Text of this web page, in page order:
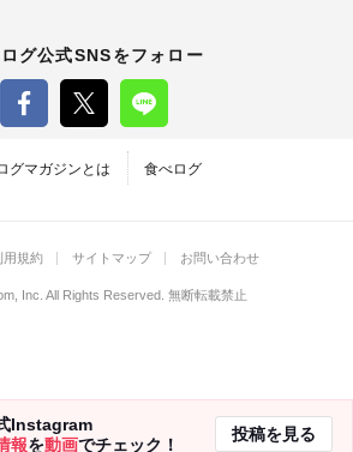
グ公式SNSをフォロー
グマガジンとは 食べログ
Instagram
報を動画でチェック！
投稿を見る
用規約 サイトマップ お問い合わせ
Inc. All Rights Reserved. 無断転載禁止